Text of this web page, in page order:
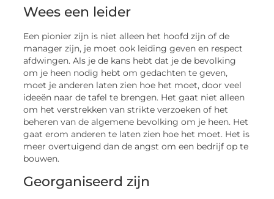
Wees een leider
Een pionier zijn is niet alleen het hoofd zijn of de
manager zijn, je moet ook leiding geven en respect
afdwingen. Als je de kans hebt dat je de bevolking
om je heen nodig hebt om gedachten te geven,
moet je anderen laten zien hoe het moet, door veel
ideeën naar de tafel te brengen. Het gaat niet alleen
om het verstrekken van strikte verzoeken of het
beheren van de algemene bevolking om je heen. Het
gaat erom anderen te laten zien hoe het moet. Het is
meer overtuigend dan de angst om een bedrijf op te
bouwen.
Georganiseerd zijn